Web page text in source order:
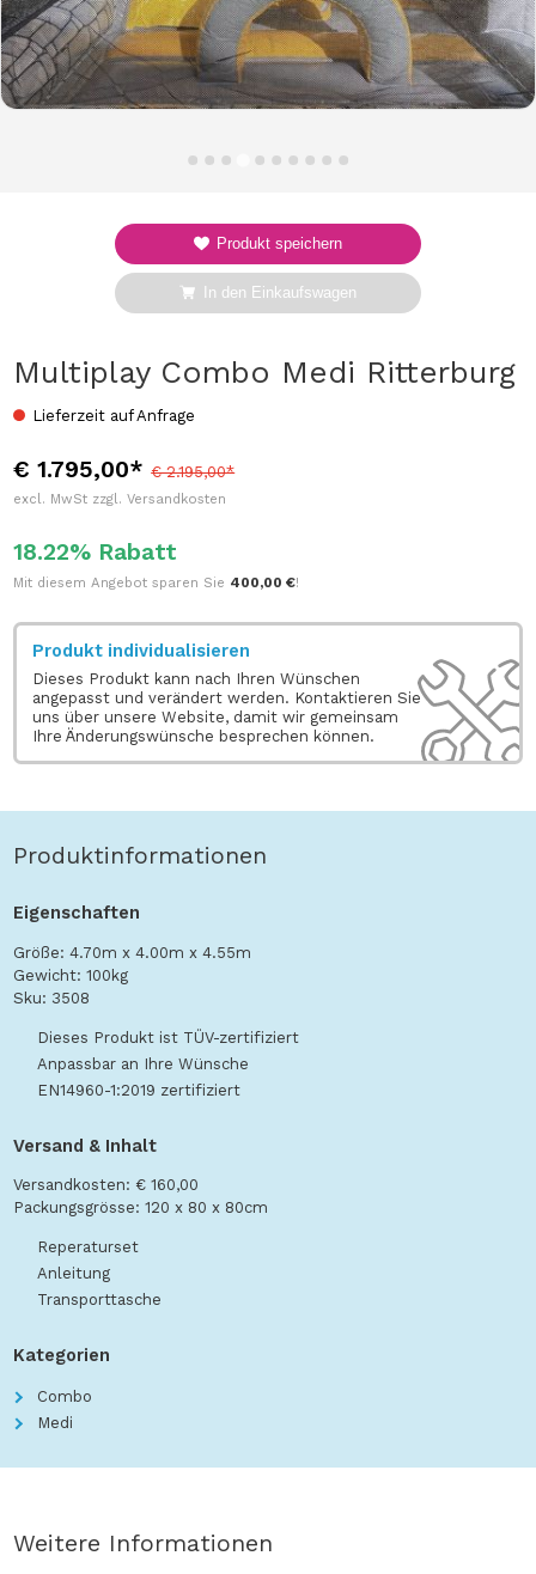
Multiplay Combo Medi Ritterburg
Lieferzeit auf Anfrage
€ 1.795,00*€ 2.195,00*
excl. MwSt zzgl. Versandkosten
18.22% Rabatt
Mit diesem Angebot sparen Sie 400,00 €!
Produkt individualisieren
Dieses Produkt kann nach Ihren Wünschen
angepasst und verändert werden. Kontaktieren Sie
uns über unsere Website, damit wir gemeinsam
Ihre Änderungswünsche besprechen können.
Produkt speichern
In den Einkaufswagen
Produktinformationen
Eigenschaften
Größe: 4.70m x 4.00m x 4.55m
Gewicht: 100kg
Sku: 3508
Dieses Produkt ist TÜV-zertifiziert
Anpassbar an Ihre Wünsche
EN14960-1:2019 zertifiziert
Versand & Inhalt
Versandkosten: € 160,00
Packungsgrösse: 120 x 80 x 80cm
Reperaturset
Anleitung
Transporttasche
Kategorien
Combo
Medi
Weitere Informationen